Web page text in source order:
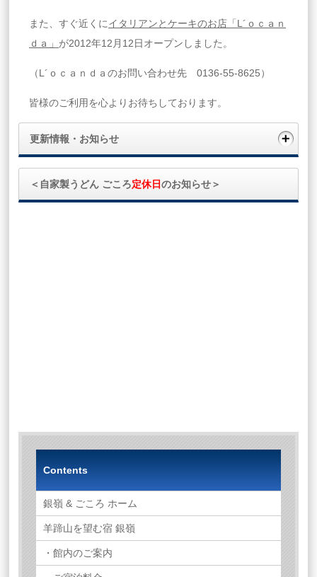
また、すぐ近くにイタリアンとケーキのお店「L´ｏｃａｎ
ｄａ」 が2012年12月12日オープンしました。
（L´ｏｃａｎｄａのお問い合わせ先 0136-55-8625）
皆様のご利用を心よりお待ちしております。
更新情報・お知らせ
＜自家製うどん ごころ定休日のお知らせ＞
Contents
銀嶺 & ごころ ホーム
羊蹄山を望む宿 銀嶺
・館内のご案内